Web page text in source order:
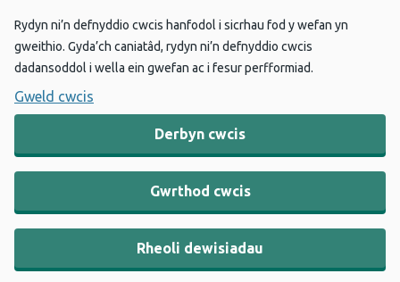
Rydyn ni’n defnyddio cwcis hanfodol i sicrhau fod y wefan yn
gweithio. Gyda’ch caniatâd, rydyn ni’n defnyddio cwcis
dadansoddol i wella ein gwefan ac i fesur perfformiad.
Gweld cwcis
Derbyn cwcis
Gwrthod cwcis
Rheoli dewisiadau